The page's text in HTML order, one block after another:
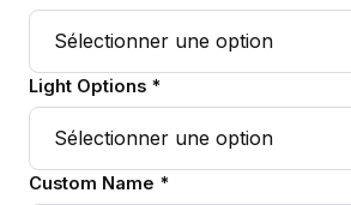
Light Options *
Custom Name *